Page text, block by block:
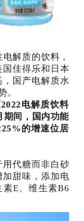
解质的饮料，
佳得乐和日本
国产电解质水
。
电解质饮料
期间，国内功能
的增速位居
代糖而非白砂
加甜味，添加电
E、维生素B6